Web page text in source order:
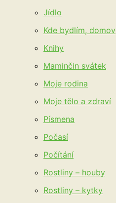
Jídlo
Kde bydlím, domov
Knihy
Maminčin svátek
Moje rodina
Moje tělo a zdraví
Písmena
Počasí
Počítání
Rostliny – houby
Rostliny – kytky